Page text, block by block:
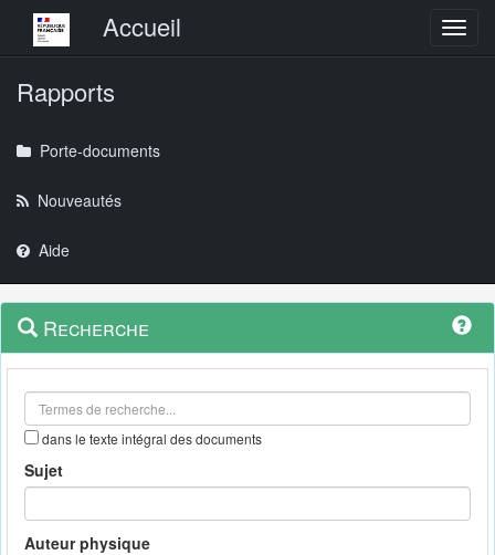
Menu principalAccueil
Rapports
Porte-documents
Nouveautés
Aide
Navigation
outils
Menu
contextuel
Recherche
dans le texte intégral des documents
Sujet
Auteur physique